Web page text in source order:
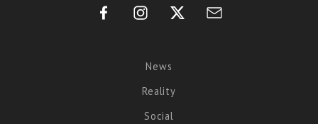
News
Reality
Social